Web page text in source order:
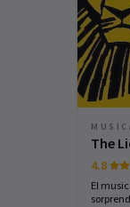
The
4.8
El